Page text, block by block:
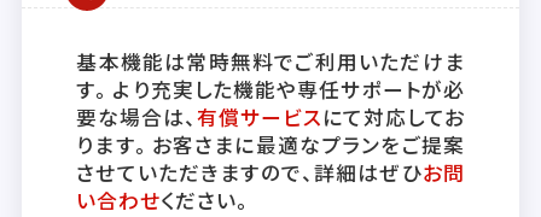
基本機能は常時無料でご利用いただけま
す。より充実した機能や専任サポートが必
要な場合は、有償サービスにて対応してお
ります。お客さまに最適なプランをご提案
させていただきますので、詳細はぜひお問
い合わせください。